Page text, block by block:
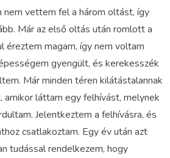
nem vettem fel a három oltást, így
Már az első oltás után romlott a
éreztem magam, így nem voltam
gyengült, és kerekesszék
Már minden téren kilátástalannak
láttam egy felhívást, melynek
Jelentkeztem a felhívásra, és
csatlakoztam. Egy év után azt
tudással rendelkezem, hogy